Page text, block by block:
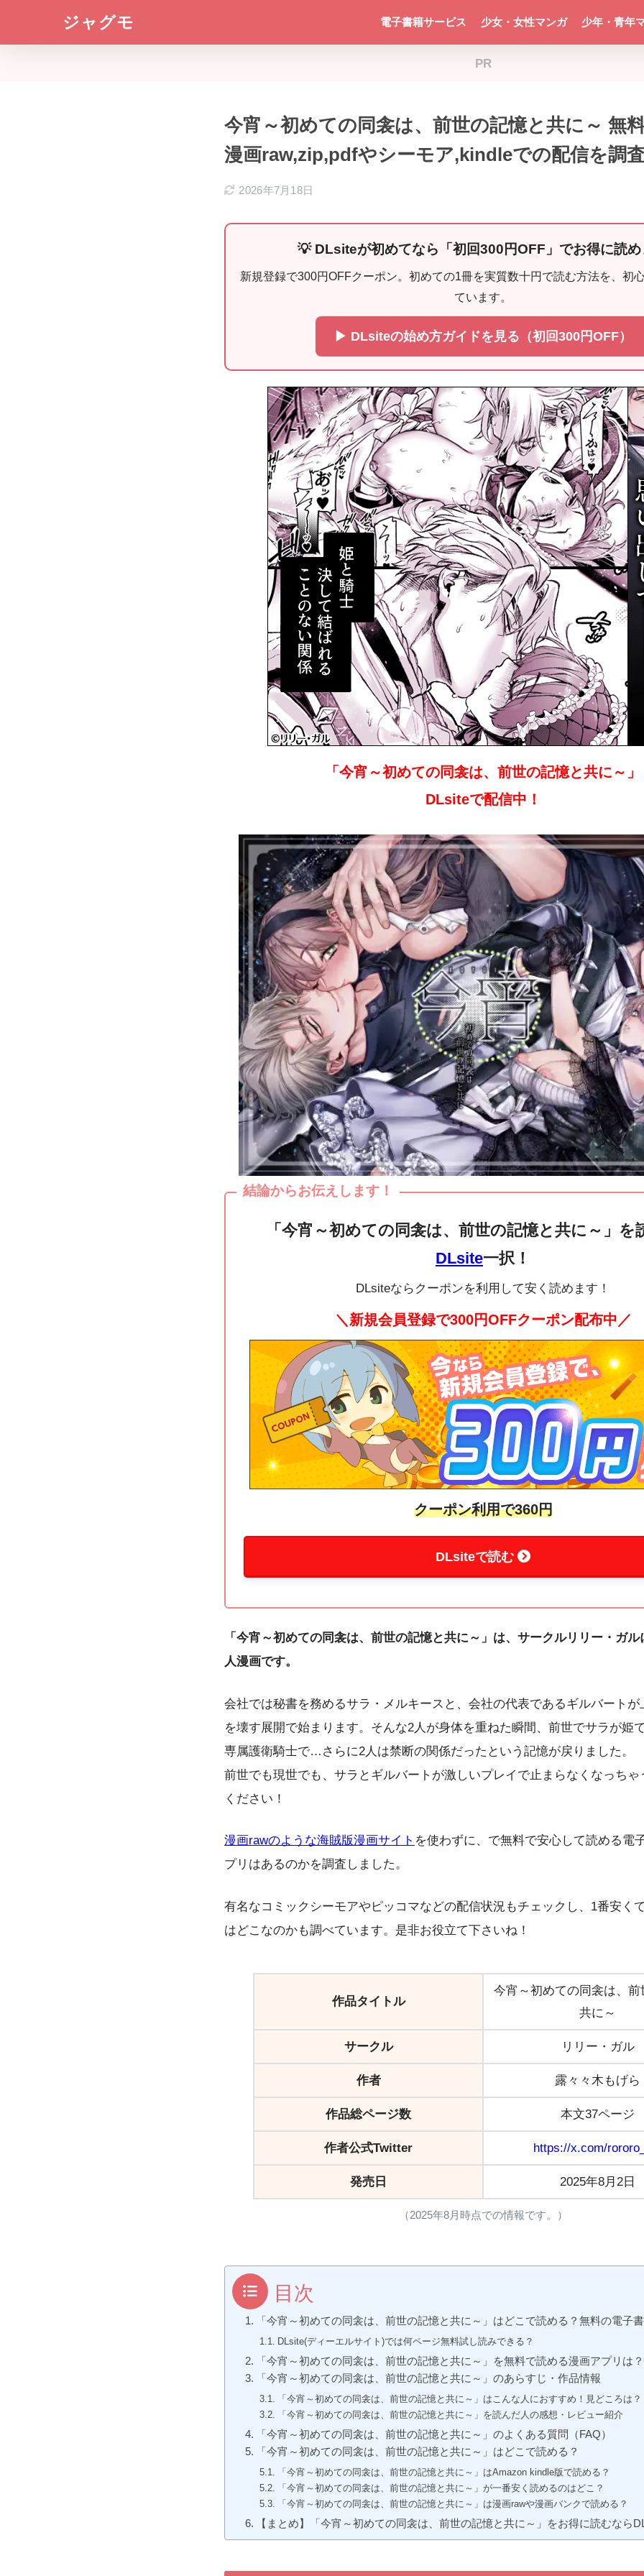
ジャグモ 電子書籍サービス 少女・女性マンガ 少年・青年
PR
今宵～初めての同衾は、前世の記憶と共に～ 無
漫画raw,zip,pdfやシーモア,kindleでの配信を調
2026年7月18日
💡 DLsiteが初めてなら「初回300円OFF」でお得に読め
新規登録で300円OFFクーポン。初めての1冊を実質数十円で読む方法を、初
ています。
▶ DLsiteの始め方ガイドを見る（初回300円OFF）
「今宵～初めての同衾は、前世の記憶と共に～」
DLsiteで配信中！
結論からお伝えします！
「今宵～初めての同衾は、前世の記憶と共に～」を
DLsite一択！
DLsiteならクーポンを利用して安く読めます！
＼新規会員登録で300円OFFクーポン配布中／
クーポン利用で360円
DLsiteで読む
「今宵～初めての同衾は、前世の記憶と共に～」は、サークルリリー・ガル
人漫画です。
会社では秘書を務めるサラ・メルキースと、会社の代表であるギルバート
を壊す展開で始まります。そんな2人が身体を重ねた瞬間、前世でサラが姫
専属護衛騎士で…さらに2人は禁断の関係だったという記憶が戻りました。
前世でも現世でも、サラとギルバートが激しいプレイで止まらなくなっち
ください！
漫画rawのような海賊版漫画サイト を使わずに、で無料で安心して読める電
プリはあるのかを調査しました。
有名なコミックシーモアやピッコマなどの配信状況もチェックし、1番安く
はどこなのかも調べています。是非お役立て下さいね！
作品タイトル
今宵～初めての同衾は、前
共に～
サークル リリー・ガル
作者 露々々木もげら
作品総ページ数 本文37ページ
作者公式Twitter https://x.com/
発売日 2025年8月2日
（2025年8月時点での情報です。）
目次
「今宵～初めての同衾は、前世の記憶と共に～」はどこで読める？無料の電子
DLsite(ディーエルサイト)では何ページ無料試し読みできる？
「今宵～初めての同衾は、前世の記憶と共に～」を無料で読める漫画アプリは？
「今宵～初めての同衾は、前世の記憶と共に～」のあらすじ・作品情報
「今宵～初めての同衾は、前世の記憶と共に～」はこんな人におすすめ！見どころは？
「今宵～初めての同衾は、前世の記憶と共に～」を読んだ人の感想・レビュー紹介
「今宵～初めての同衾は、前世の記憶と共に～」のよくある質問（FAQ）
「今宵～初めての同衾は、前世の記憶と共に～」はどこで読める？
「今宵～初めての同衾は、前世の記憶と共に～」はAmazon kindle版で読める？
「今宵～初めての同衾は、前世の記憶と共に～」が一番安く読めるのはどこ？
「今宵～初めての同衾は、前世の記憶と共に～」は漫画rawや漫画バンクで読める？
【まとめ】「今宵～初めての同衾は、前世の記憶と共に～」をお得に読むなら